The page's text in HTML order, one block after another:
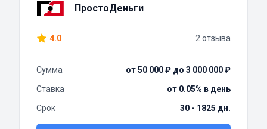
ПростоДеньги
4.0 2 отзыва
Сумма
от 50 000 ₽ до 3 000 000 ₽
Ставка
от 0.05% в день
Срок
30 - 1825 дн.